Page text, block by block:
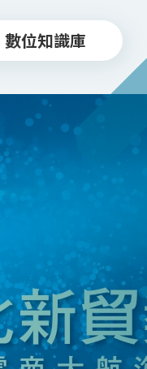
數位知識庫
常見FAQ
知識文章